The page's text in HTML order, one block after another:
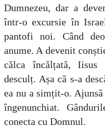
Dumnezeu, dar a
într-o excursie în
pantofi noi. Când
anume. A devenit
călca încălțată, Iisus
desculț. Așa că s-a
ea nu a simțit-o.
îngenunchiat.
conecta cu Domnul.